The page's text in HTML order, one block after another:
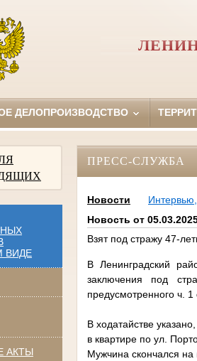
ДЕЛОПРОИЗВОДСТВО
ВИДЕ
АКТЫ
ПРЕСС-СЛУЖБА
Новости
Новость от
Взят под стражу 47-
В Ленинградский
заключения под
предусмотренного ч.
В ходатайстве
в квартире по ул.
Мужчина скончался на